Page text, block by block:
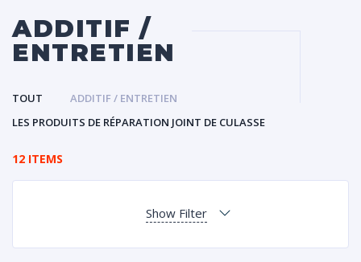
ADDITIF /
ENTRETIEN
TOUT
ADDITIF / ENTRETIEN
LES PRODUITS DE RÉPARATION JOINT DE CULASSE
12 ITEMS
Show Filter